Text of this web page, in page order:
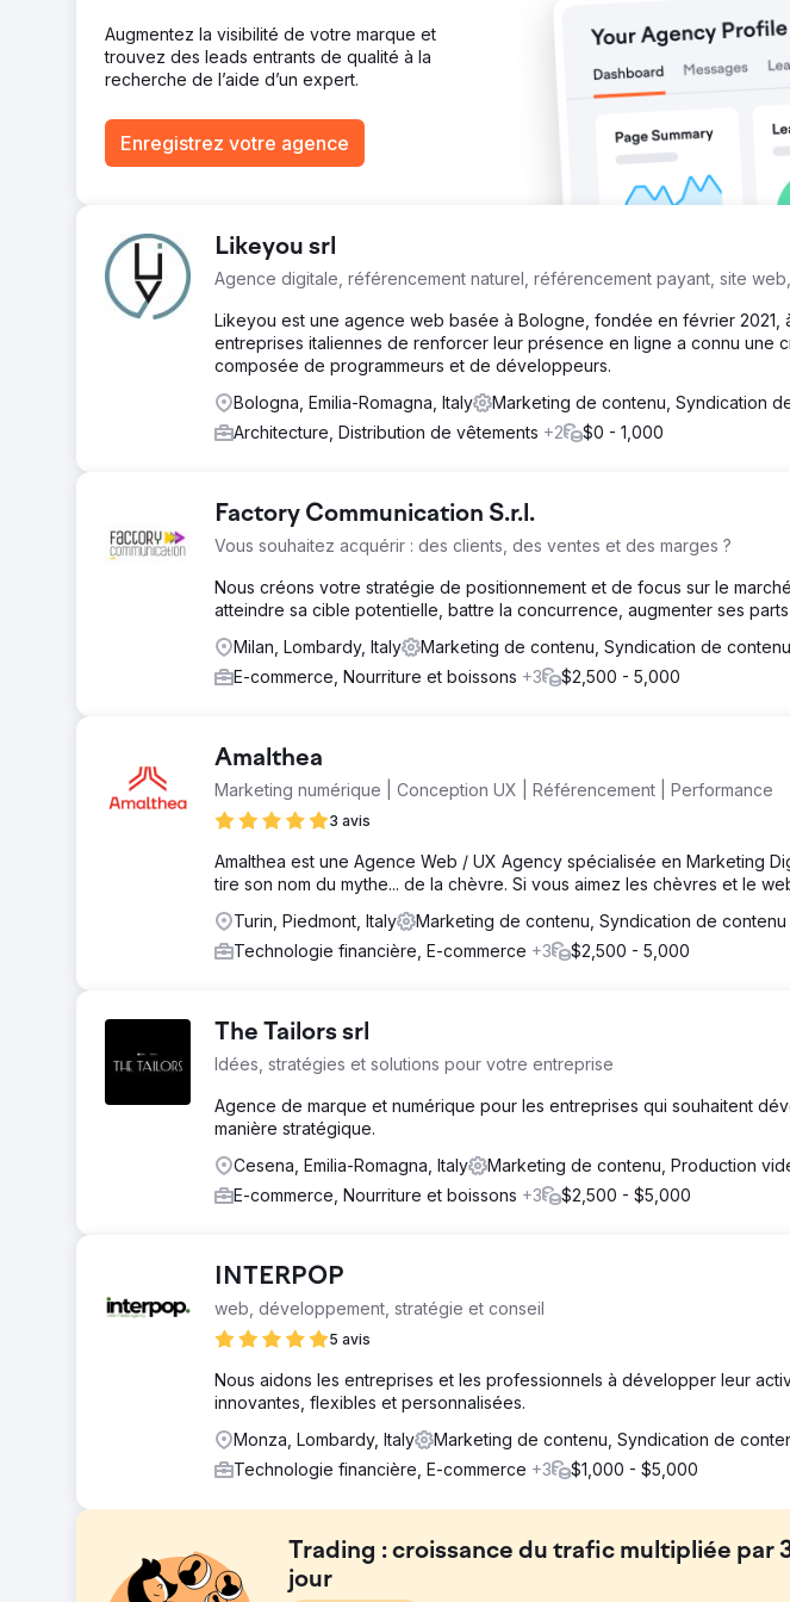
Augmentez la visibilité de votre marque et
trouvez des leads entrants de qualité à la
recherche de l’aide d’un expert.
Enregistrez votre agence
Likeyou srl
Agence digitale, référencement naturel, référencement payant, site
Likeyou est une agence web basée à Bologne, fondée en février 2021,
entreprises italiennes de renforcer leur présence en ligne a connu une
composée de programmeurs et de développeurs.
Bologna, Emilia-Romagna, Italy
Marketing de contenu, Syndication
Architecture, Distribution de vêtements +2 $0 - 1,000
Factory Communication S.r.l.
Vous souhaitez acquérir : des clients, des ventes et des marges ?
Nous créons votre stratégie de positionnement et de focus sur le
atteindre sa cible potentielle, battre la concurrence, augmenter ses
Milan, Lombardy, Italy
Marketing de contenu, Syndication de contenu
E-commerce, Nourriture et boissons +3 $2,500 - 5,000
Amalthea
Marketing numérique | Conception UX | Référencement | Performance
3 avis
Amalthea est une Agence Web / UX Agency spécialisée en Marketing
tire son nom du mythe... de la chèvre. Si vous aimez les chèvres et le
Turin, Piedmont, Italy
Marketing de contenu, Syndication de contenu
Technologie financière, E-commerce +3 $2,500 - 5,000
The Tailors srl
Idées, stratégies et solutions pour votre entreprise
Agence de marque et numérique pour les entreprises qui souhaitent
manière stratégique.
Cesena, Emilia-Romagna, Italy
Marketing de contenu, Production
E-commerce, Nourriture et boissons +3 $2,500 - $5,000
INTERPOP
web, développement, stratégie et conseil
5 avis
Nous aidons les entreprises et les professionnels à développer leur
innovantes, flexibles et personnalisées.
Monza, Lombardy, Italy
Marketing de contenu, Syndication de
Technologie financière, E-commerce +3 $1,000 - $5,000
Trading : croissance du trafic multipliée par
jour